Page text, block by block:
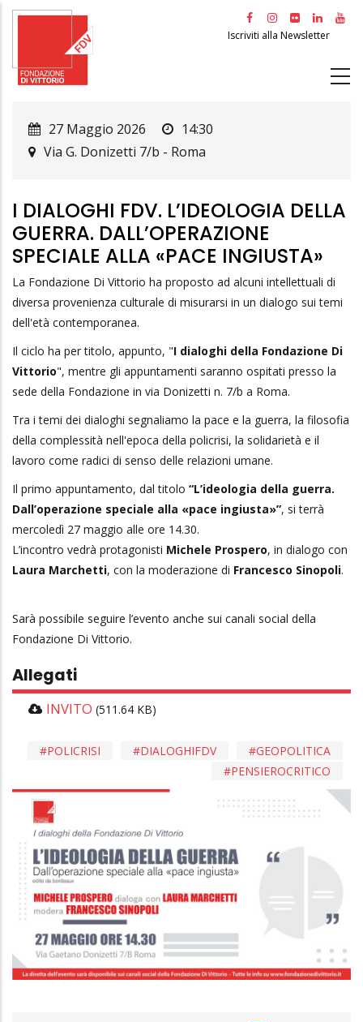
Salta
principale
Iscriviti alla Newsletter
27 Maggio 2026
14:30
Via G. Donizetti 7/b - Roma
I DIALOGHI FDV. L’IDEOLOGIA DELLA
GUERRA. DALL’OPERAZIONE
SPECIALE ALLA «PACE INGIUSTA»
La Fondazione Di Vittorio ha proposto ad alcuni intellettuali di
diversa provenienza culturale di misurarsi in un dialogo sui temi
dell'età contemporanea.
Il ciclo ha per titolo, appunto, "I dialoghi della Fondazione Di
Vittorio", mentre gli appuntamenti saranno ospitati presso la
sede della Fondazione in via Donizetti n. 7/b a Roma.
Tra i temi dei dialoghi segnaliamo la pace e la guerra, la filosofia
della complessità nell'epoca della policrisi, la solidarietà e il
lavoro come radici di senso delle relazioni umane.
Il primo appuntamento, dal titolo “L’ideologia della guerra.
Dall’operazione speciale alla «pace ingiusta»”, si terrà
mercoledì 27 maggio alle ore 14.30.
L’incontro vedrà protagonisti Michele Prospero, in dialogo con
Laura Marchetti, con la moderazione di Francesco Sinopoli.
Sarà possibile seguire l’evento anche sui canali social della
Fondazione Di Vittorio.
Allegati
INVITO (511.64 KB)
GEOPOLITICA
DIALOGHIFDV
POLICRISI
PENSIEROCRITICO